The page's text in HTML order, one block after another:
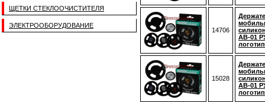
ЩЕТКИ СТЕКЛООЧИСТИТЕЛЯ
ЭЛЕКТРООБОРУДОВАНИЕ
14706
AB-01
15028
AB-01